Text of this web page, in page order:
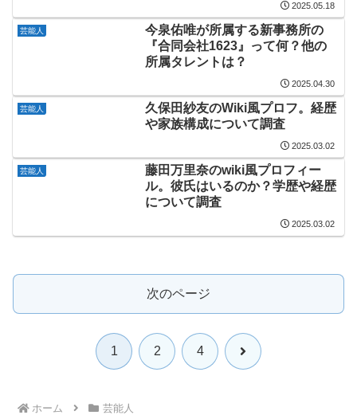
2025.05.18
芸能人
今泉佑唯が所属する新事務所の
『合同会社1623』って何？他の
所属タレントは？
2025.04.30
芸能人
久保田紗友のWiki風プロフ。経歴
や家族構成について調査
2025.03.02
芸能人
藤田万里奈のwiki風プロフィー
ル。彼氏はいるのか？学歴や経歴
について調査
2025.03.02
次のページ
1 2 4 次
ホーム 芸能人